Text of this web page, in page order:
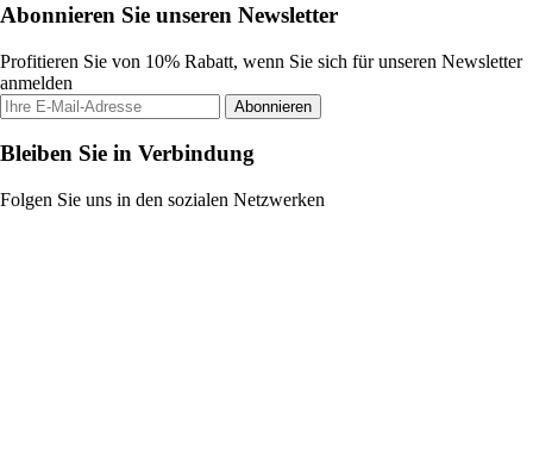
Abonnieren Sie unseren Newsletter
Profitieren Sie von 10% Rabatt, wenn Sie sich für unseren Newsletter
anmelden
Abonnieren
Bleiben Sie in Verbindung
Folgen Sie uns in den sozialen Netzwerken